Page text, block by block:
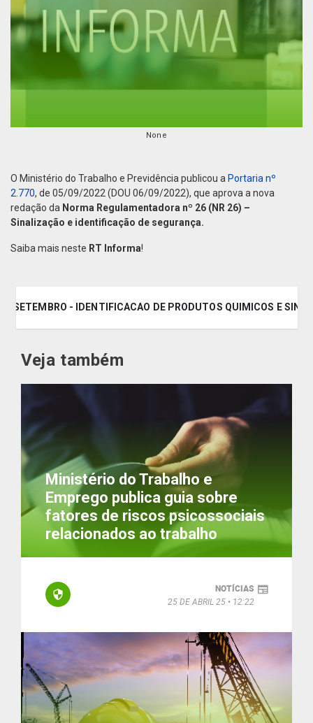
None
O Ministério do Trabalho e Previdência publicou a Portaria nº
2.770, de 05/09/2022 (DOU 06/09/2022), que aprova a nova
redação da Norma Regulamentadora nº 26 (NR 26) –
Sinalização e identificação de segurança.
Saiba mais neste RT Informa!
SETEMBRO - IDENTIFICACAO DE PRODUTOS QUIMICOS E
Veja também
Ministério do Trabalho e
Emprego publica guia sobre
fatores de riscos psicossociais
relacionados ao trabalho
NOTÍCIAS
25 DE ABRIL 25
12:22